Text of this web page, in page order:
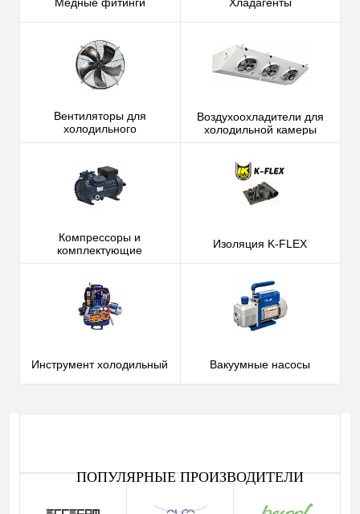
Медные фитинги Хладагенты
Вентиляторы для
холодильного
оборудования и
Воздухоохладители для
холодильной камеры
Компрессоры и
комплектующие
Изоляция K-FLEX
Инструмент холодильный Вакуумные насосы
ПОПУЛЯРНЫЕ ПРОИЗВОДИТЕЛИ